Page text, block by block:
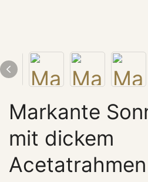
Markante
mit dickem